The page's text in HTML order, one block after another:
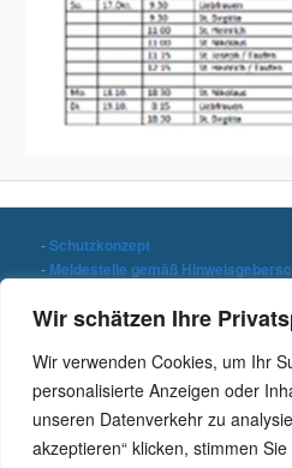
Wir schätzen Ihre
Wir verwenden Cookies, um Ihr
personalisierte Anzeigen oder
unseren Datenverkehr zu
akzeptieren“ klicken, stimmen
-Schutzkonzept
- Meldestelle gemäß
-Impressum
Stichwort suchen
S
u
c